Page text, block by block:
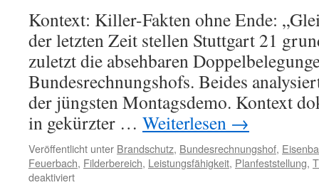
Kontext: Killer-Fakten ohne Ende:
der letzten Zeit stellen Stuttgart 21
zuletzt die absehbaren
Bundesrechnungshofs. Beides
der jüngsten Montagsdemo. Kontext
in gekürzter … Weiterlesen →
Veröffentlicht unter Brandschutz, Bundesrechnungshof,
Feuerbach, Filderbereich, Leistungsfähigkeit, Planfeststellung,
deaktiviert